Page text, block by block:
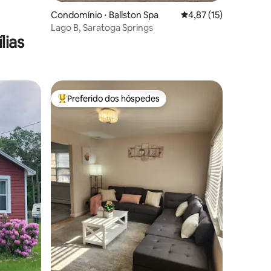
Condomínio ⋅ Ballston Spa 4,87 de uma
4,87 (15)
Lago B, Saratoga Springs
Entre os melhores preferidos dos hóspedes
Preferido dos hóspedes